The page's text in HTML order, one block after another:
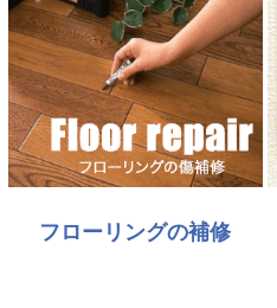
フローリングの補修